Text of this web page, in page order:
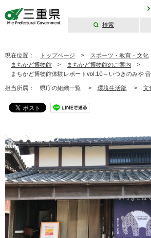
検索
現在位置： トップページ > スポーツ・教育・文化
まちかど博物館 > まちかど博物館のご案内 >
まちかど博物館体験レポートvol.10～いつきのみや
担当所属： 県庁の組織一覧 > 環境生活部 > 文